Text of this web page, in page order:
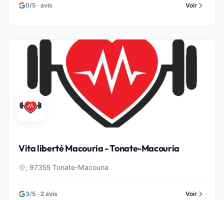
0/5 · avis Voir
Vita liberté Macouria - Tonate-Macouria
, 97355 Tonate-Macouria
3/5 · 2 avis Voir